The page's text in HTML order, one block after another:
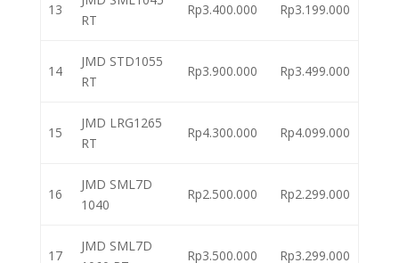
13
RT
Rp3.400.000 Rp3.199.000
14
JMD STD1055
RT
Rp3.900.000 Rp3.499.000
15
JMD LRG1265
RT
Rp4.300.000 Rp4.099.000
16
JMD SML7D
1040
Rp2.500.000 Rp2.299.000
17
JMD SML7D
Rp3.500.000 Rp3.299.000